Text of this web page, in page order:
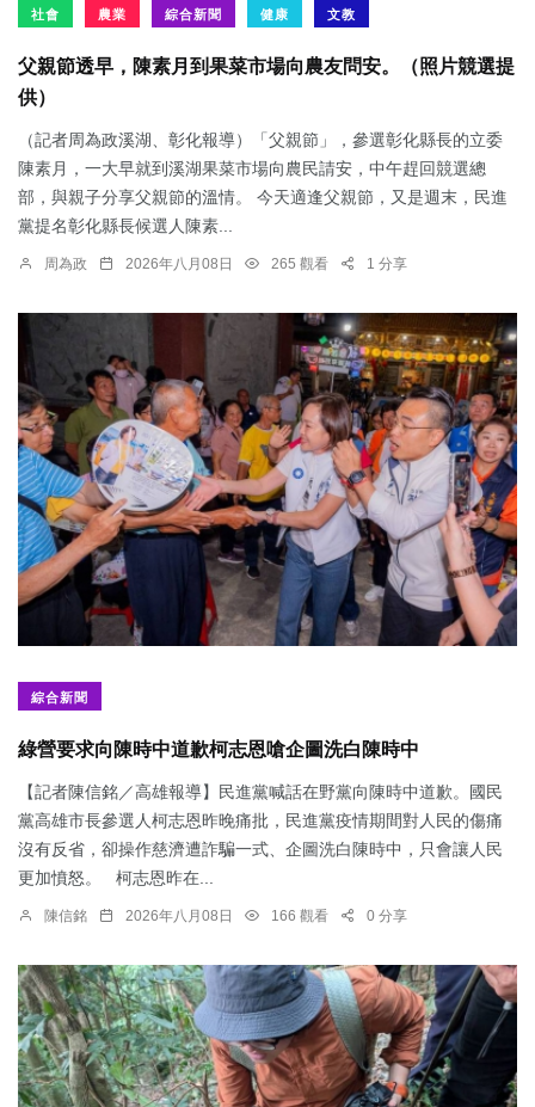
社會 農業 綜合新聞 健康 文教
父親節透早，陳素月到果菜市場向農友問安。（照片競選提
供）
（記者周為政溪湖、彰化報導）「父親節」，參選彰化縣長的立委
陳素月，一大早就到溪湖果菜市場向農民請安，中午趕回競選總
部，與親子分享父親節的溫情。 今天適逢父親節，又是週末，民進
黨提名彰化縣長候選人陳素...
周為政 2026年八月08日 265 觀看 1 分享
綜合新聞
綠營要求向陳時中道歉柯志恩嗆企圖洗白陳時中
【記者陳信銘／高雄報導】民進黨喊話在野黨向陳時中道歉。國民
黨高雄市長參選人柯志恩昨晚痛批，民進黨疫情期間對人民的傷痛
沒有反省，卻操作慈濟遭詐騙一式、企圖洗白陳時中，只會讓人民
更加憤怒。 柯志恩昨在...
陳信銘 2026年八月08日 166 觀看 0 分享